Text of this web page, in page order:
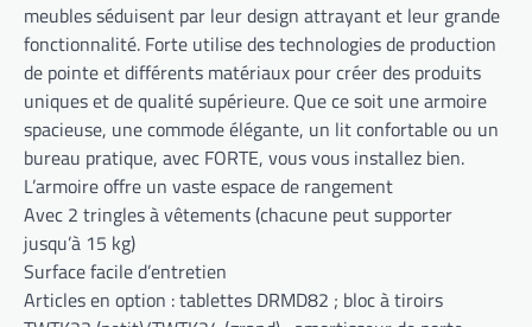
meubles séduisent par leur design attrayant et leur grande
fonctionnalité. Forte utilise des technologies de production
de pointe et différents matériaux pour créer des produits
uniques et de qualité supérieure. Que ce soit une armoire
spacieuse, une commode élégante, un lit confortable ou un
bureau pratique, avec FORTE, vous vous installez bien.
L’armoire offre un vaste espace de rangement
Avec 2 tringles à vêtements (chacune peut supporter
jusqu’à 15 kg)
Surface facile d’entretien
Articles en option : tablettes DRMD82 ; bloc à tiroirs